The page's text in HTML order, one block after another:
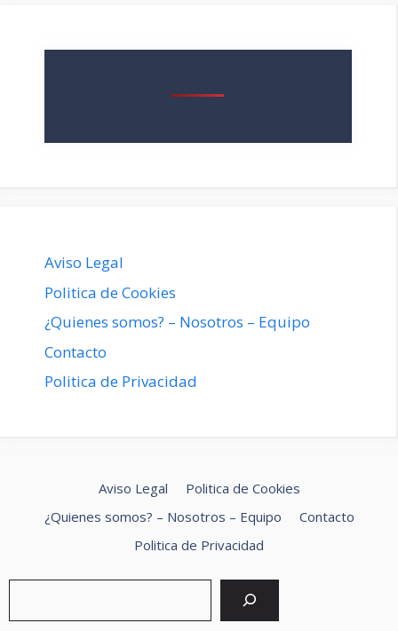
Aviso Legal
Politica de Cookies
¿Quienes somos? – Nosotros – Equipo
Contacto
Politica de Privacidad
Aviso Legal
Politica de Cookies
¿Quienes somos? – Nosotros – Equipo
Contacto
Politica de Privacidad